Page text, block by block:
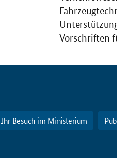
Vorschriften
Ihr Besuch im Ministerium